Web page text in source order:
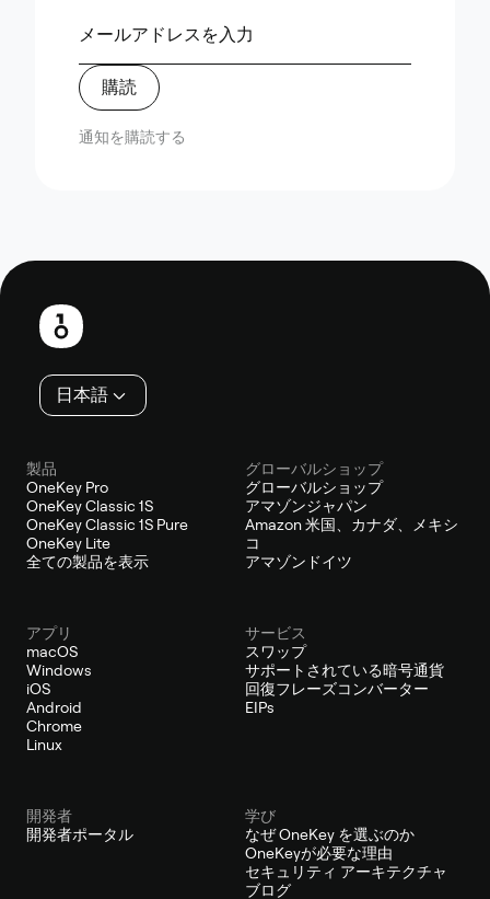
購読
通知を購読する
フ
日本語
製品
OneKey Pro
OneKey Classic 1S
OneKey Classic 1S Pure
OneKey Lite
全ての製品を表示
グローバルショップ
グローバルショップ
アマゾンジャパン
Amazon 米国、カナダ、メキシ
コ
アマゾンドイツ
アプリ
macOS
Windows
iOS
Android
Chrome
Linux
サービス
スワップ
サポートされている暗号通貨
回復フレーズコンバーター
EIPs
開発者
開発者ポータル
学び
なぜ OneKey を選ぶのか
OneKeyが必要な理由
セキュリティ アーキテクチャ
ブログ